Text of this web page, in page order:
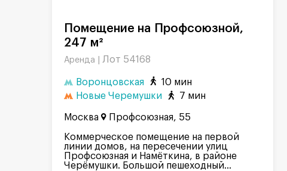
247 м²
Аренда | Лот 54168
Воронцовская
10 мин
Новые Черемушки
7 мин
Москва Профсоюзная, 55
Коммерческое помещение на первой
линии домов, на пересечении улиц
Профсоюзная и Намёткина, в районе
Черёмушки. Большой пешеходный...